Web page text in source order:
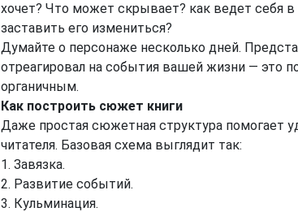
хочет? Что может скрывает? как ведет себя
заставить его измениться?
Думайте о персонаже несколько дней.
отреагировал на события вашей жизни — это
органичным.
Как построить сюжет книги
Даже простая сюжетная структура помогает
читателя. Базовая схема выглядит так:
1. Завязка.
2. Развитие событий.
3. Кульминация.